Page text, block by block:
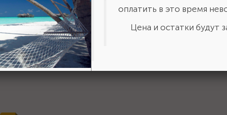
шт
12 месяцев
оплатить в это время
Цена и остатки будут